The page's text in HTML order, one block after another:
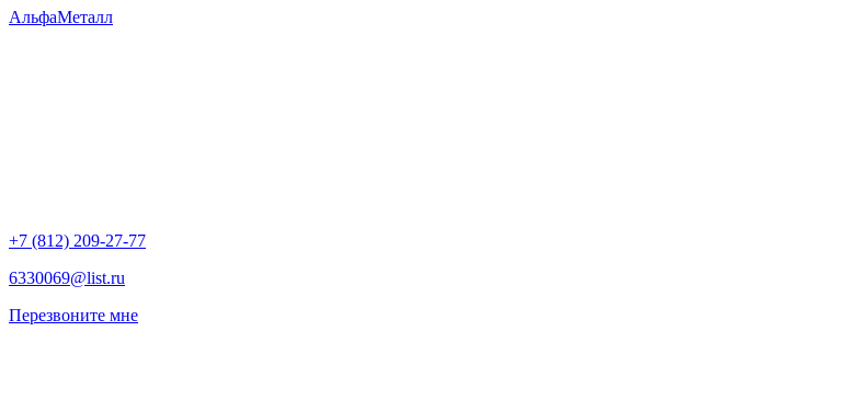
АльфаМеталл
+7 (812) 209-27-77
6330069@list.ru
Перезвоните мне